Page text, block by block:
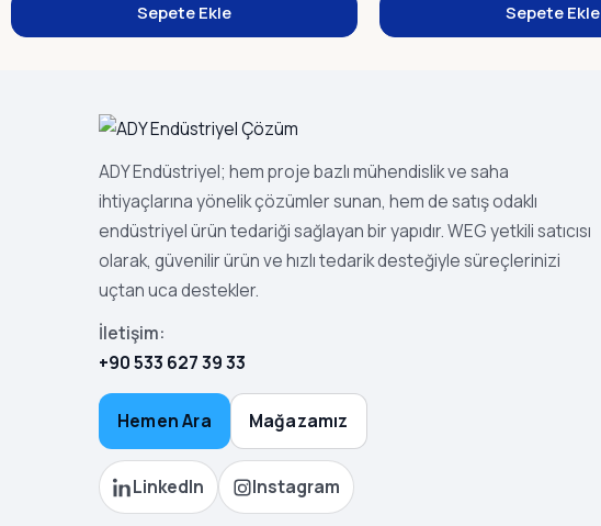
Sepete Ekle
Sepete Ekle
ADY Endüstriyel; hem proje bazlı mühendislik ve saha
ihtiyaçlarına yönelik çözümler sunan, hem de satış odaklı
endüstriyel ürün tedariği sağlayan bir yapıdır. WEG yetkili satıcısı
olarak, güvenilir ürün ve hızlı tedarik desteğiyle süreçlerinizi
uçtan uca destekler.
İletişim:
+90 533 627 39 33
Hemen Ara Mağazamız
LinkedIn Instagram